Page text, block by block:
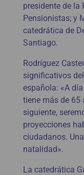
presidente de la
Pensionistas; y
catedrática de
Santiago.
Rodríguez
significativos
española: «A
tiene más de 65
siguiente,
proyecciones
ciudadanos.
natalidad».
La catedrática